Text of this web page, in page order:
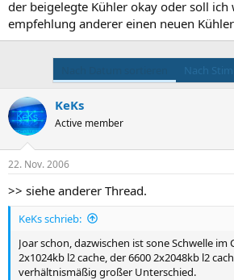
der beigelegte Kühler okay oder soll ich
empfehlung anderer einen neuen
Nach
KeKs
Active member
22. Nov. 2006
>> siehe anderer Thread.
KeKs schrieb:
Joar schon, dazwischen ist sone Schwelle im
2x1024kb l2 cache, der 6600 2x2048kb l2
verhältnismäßig großer Unterschied.